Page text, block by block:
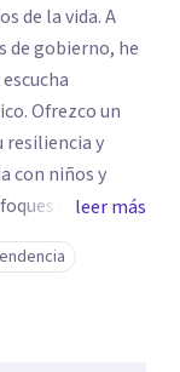
de la vida. A
de gobierno, he
​Ofrezco un
resiliencia y
con niños y
adaptados
escucharte
fortalecer
leer más